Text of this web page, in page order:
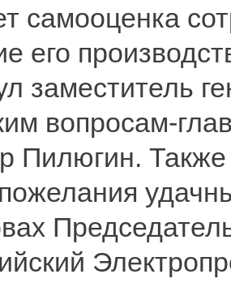
самооценка
его
заместитель
вопросам-
Пилюгин. Также